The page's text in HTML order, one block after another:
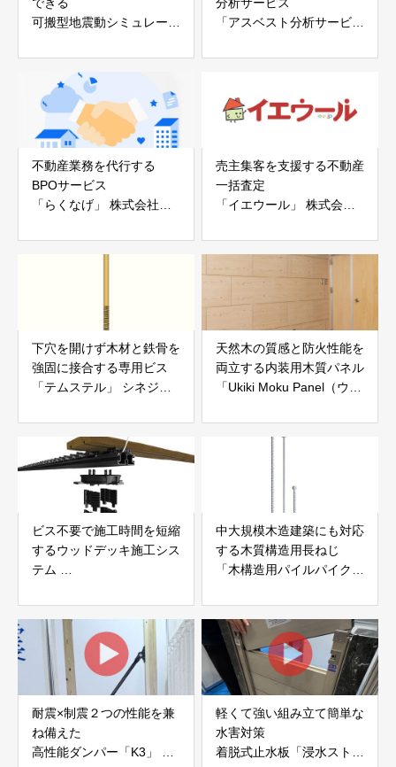
可搬型地震動シミュレータ
白山工業株式会社
「アスベスト分析サービ
不動産業務を代行する
BPOサービス
「らくなげ」 株式会社い
売主集客を支援する不動産
一括査定
「イエウール」 株式会社
下穴を開けず木材と鉄骨を
強固に接合する専用ビス
「テムステル」 シネジッ
天然木の質感と防火性能を
両立する内装用木質パネル
「Ukiki Moku Panel（ウキ
社サンパテック
ビス不要で施工時間を短縮
するウッドデッキ施工シス
テム
JAPAN
中大規模木造建築にも対応
する木質構造用長ねじ
「木構造用パイルパイクビ
耐震×制震２つの性能を兼
ね備えた
高性能ダンパー「K3」 富
軽くて強い組み立て簡単な
水害対策
着脱式止水板「浸水ストッ